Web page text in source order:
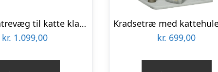
4-Delt klatrevæg til katte klatrevæg til katte med kradsetræ kattetrappe kattemøbler hængekøje lys brun sisal akryl fyr
kr. 1.099,00 kr. 699,00